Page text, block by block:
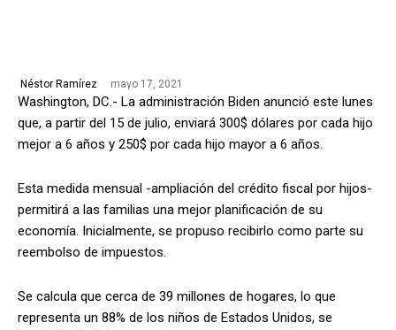
Néstor Ramírez mayo 17, 2021
Washington, DC.- La administración Biden anunció este lunes
que, a partir del 15 de julio, enviará 300$ dólares por cada hijo
mejor a 6 años y 250$ por cada hijo mayor a 6 años.
Esta medida mensual -ampliación del crédito fiscal por hijos-
permitirá a las familias una mejor planificación de su
economía. Inicialmente, se propuso recibirlo como parte su
reembolso de impuestos.
Se calcula que cerca de 39 millones de hogares, lo que
representa un 88% de los niños de Estados Unidos, se